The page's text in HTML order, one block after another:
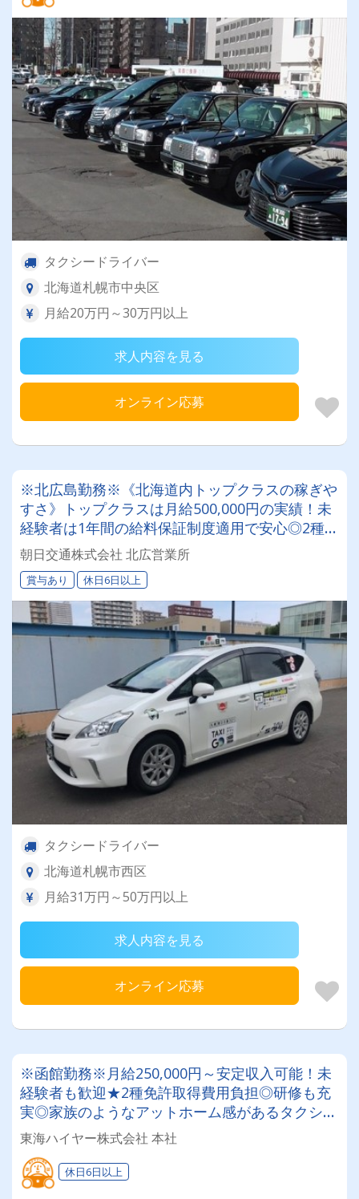
タクシードライバー
北海道札幌市中央区
月給20万円～30万円以上
求人内容を見る
オンライン応募
※北広島勤務※《北海道内トップクラスの稼ぎや
すさ》トップクラスは月給500,000円の実績！未
経験者は1年間の給料保証制度適用で安心◎2種免
許取得費用は会社負担！タクシードライバーにジ
ョブチェンジ☆
朝日交通株式会社 北広営業所
賞与あり 休日6日以上
タクシードライバー
北海道札幌市西区
月給31万円～50万円以上
求人内容を見る
オンライン応募
※函館勤務※月給250,000円～安定収入可能！未
経験者も歓迎★2種免許取得費用負担◎研修も充
実◎家族のようなアットホーム感があるタクシー
会社！ドライバーデビューを目指そう！
東海ハイヤー株式会社 本社
休日6日以上